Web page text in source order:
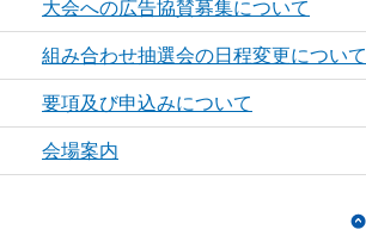
大会への広告協賛募集について
組み合わせ抽選会の日程変更について
要項及び申込みについて
会場案内